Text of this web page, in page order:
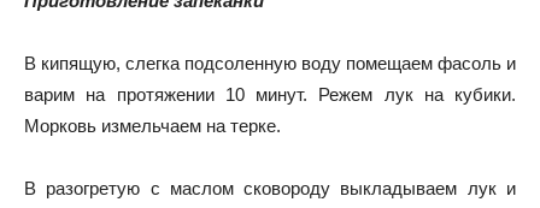
В кипящую, слегка подсоленную воду помещаем фасоль и
варим на протяжении 10 минут. Режем лук на кубики.
Морковь измельчаем на терке.
В разогретую с маслом сковороду выкладываем лук и